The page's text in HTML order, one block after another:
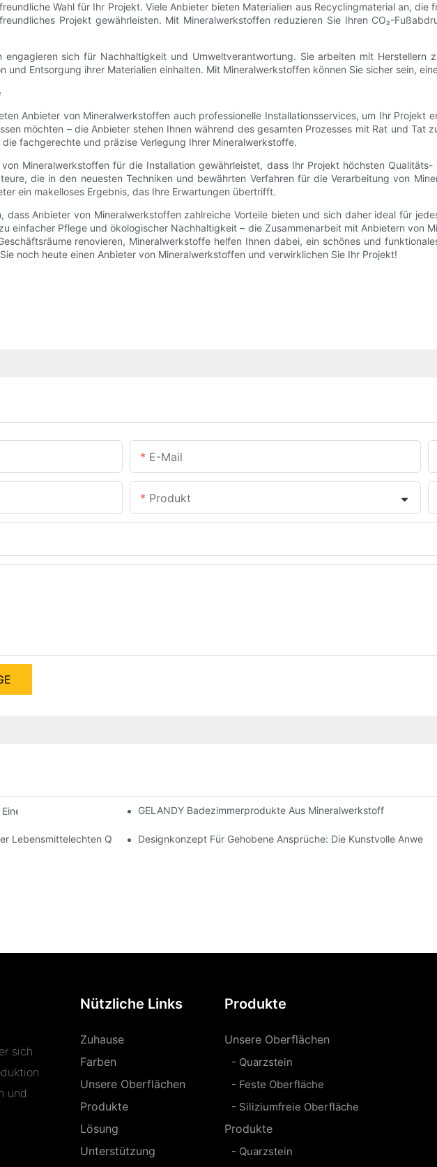
Wahl für Ihr Projekt. Viele Anbieter bieten Materialien aus Recyclingmaterial an,
Projekt gewährleisten. Mit Mineralwerkstoffen reduzieren Sie Ihren CO₂-
engagieren sich für Nachhaltigkeit und Umweltverantwortung. Sie arbeiten mit Herstellern
und Entsorgung ihrer Materialien einhalten. Mit Mineralwerkstoffen können Sie sicher sein,
Anbieter von Mineralwerkstoffen auch professionelle Installationsservices, um Ihr Projekt
möchten – die Anbieter stehen Ihnen während des gesamten Prozesses mit Rat und Tat
fachgerechte und präzise Verlegung Ihrer Mineralwerkstoffe.
Mineralwerkstoffen für die Installation gewährleistet, dass Ihr Projekt höchsten
die in den neuesten Techniken und bewährten Verfahren für die Verarbeitung von
ein makelloses Ergebnis, das Ihre Erwartungen übertrifft.
dass Anbieter von Mineralwerkstoffen zahlreiche Vorteile bieten und sich daher ideal für
einfacher Pflege und ökologischer Nachhaltigkeit – die Zusammenarbeit mit Anbietern von
renovieren, Mineralwerkstoffe helfen Ihnen dabei, ein schönes und
noch heute einen Anbieter von Mineralwerkstoffen und verwirklichen Sie Ihr Projekt!
E-Mail
Produkt
Frau – Alles Gute Zum Weltfrauentag 2024!GELANDY Badezimmerprodukte Aus Mineralwerkstoff
Lebensmittelechten Quarzstein-Arbeitsplatten Ein?Designkonzept Für Gehobene Ansprüche: Die Kunstvolle
sich
und
Nützliche Links
Zuhause
Farben
Unsere Oberflächen
Produkte
Lösung
Unterstützung
Produkte
Unsere Oberflächen
- Quarzstein
- Feste Oberfläche
- Siliziumfreie Oberfläche
Produkte
- Quarzstein